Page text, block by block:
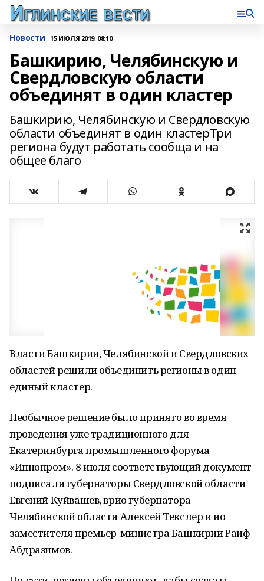
Новости 15 ИЮЛЯ 2019, 08:10
Башкирию, Челябинскую и
Свердловскую области
объединят в один кластер
Башкирию, Челябинскую и Свердловскую
области объединят в один кластерТри
региона будут работать сообща и на
общее благо
Власти Башкирии, Челябинской и Свердловских
областей решили объединить регионы в один
единый кластер.
Необычное решение было принято во время
проведения уже традиционного для
Екатеринбурга промышленного форума
«Иннопром». 8 июля соответствующий документ
подписали губернаторы Свердловской области
Евгений Куйвашев, врио губернатора
Челябинской области Алексей Текслер и ио
заместителя премьер-министра Башкирии Раиф
Абдразимов.